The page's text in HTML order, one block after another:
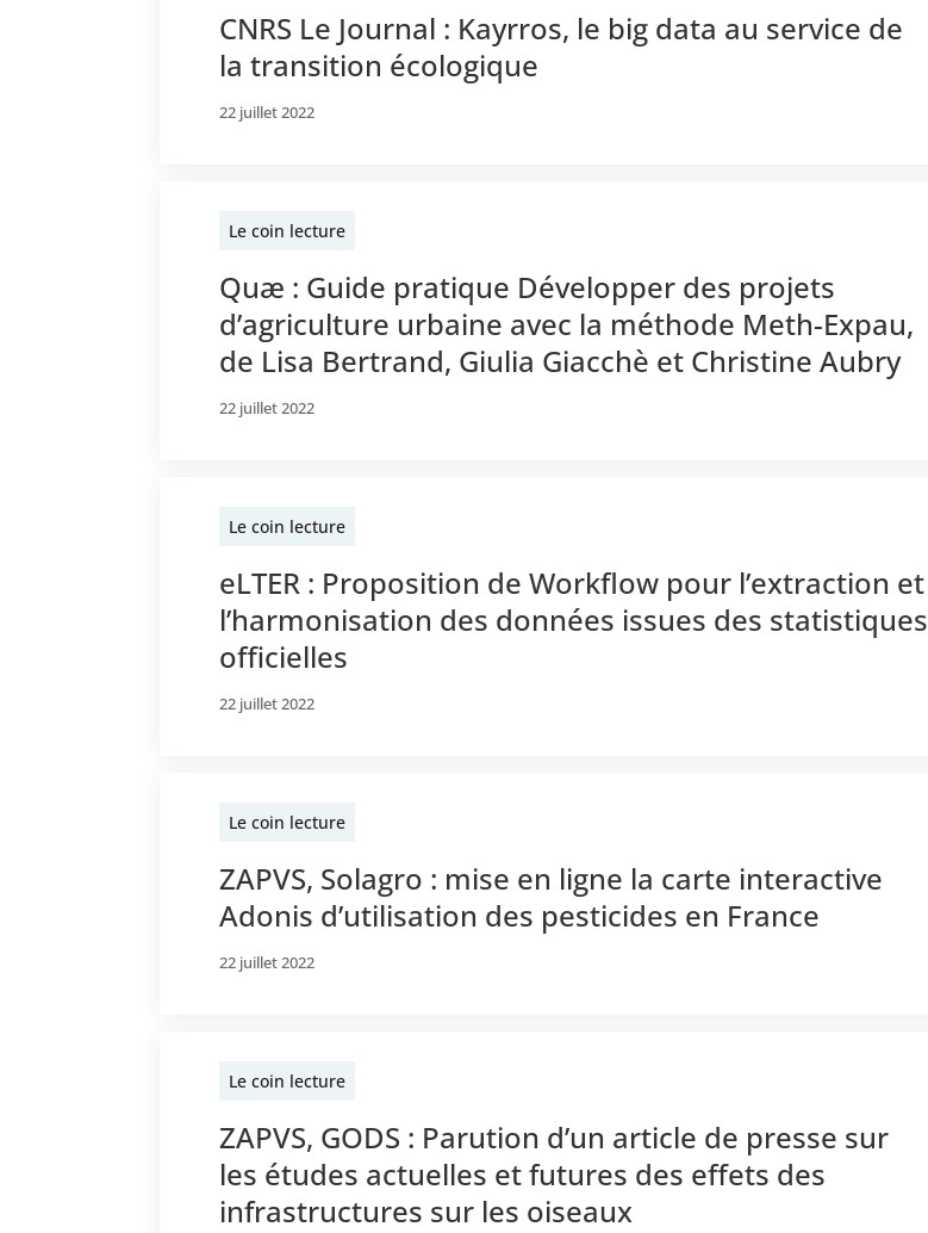
CNRS Le Journal : Kayrros, le big data au service de
la transition écologique
22 juillet 2022
Le coin lecture
Quæ : Guide pratique Développer des projets
d’agriculture urbaine avec la méthode Meth-Expau,
de Lisa Bertrand, Giulia Giacchè et Christine Aubry
22 juillet 2022
Le coin lecture
eLTER : Proposition de Workflow pour l’extraction et
l’harmonisation des données issues des statistiques
officielles
22 juillet 2022
Le coin lecture
ZAPVS, Solagro : mise en ligne la carte interactive
Adonis d’utilisation des pesticides en France
22 juillet 2022
Le coin lecture
ZAPVS, GODS : Parution d’un article de presse sur
les études actuelles et futures des effets des
infrastructures sur les oiseaux